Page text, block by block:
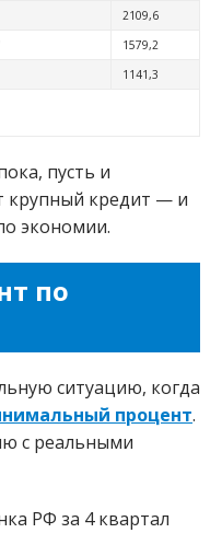
2109,6
1579,2
1141,3
пусть и
крупный кредит — и
экономии.
по
ситуацию, когда
процент.
с реальными
РФ за 4 квартал